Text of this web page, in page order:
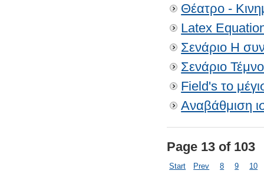
Θέατρο -
Latex
Σενάριο Η
Σενάριο
Field's το
Αναβάθμιση
Page 13 of 103
Start Prev 8 9 10